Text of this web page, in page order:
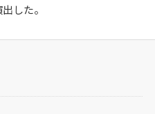
した。